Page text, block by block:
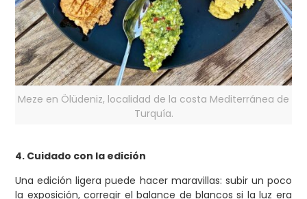
Meze en Ölüdeniz, localidad de la costa Mediterránea de
Turquía.
4. Cuidado con la edición
Una edición ligera puede hacer maravillas: subir un poco
la exposición, corregir el balance de blancos si la luz era